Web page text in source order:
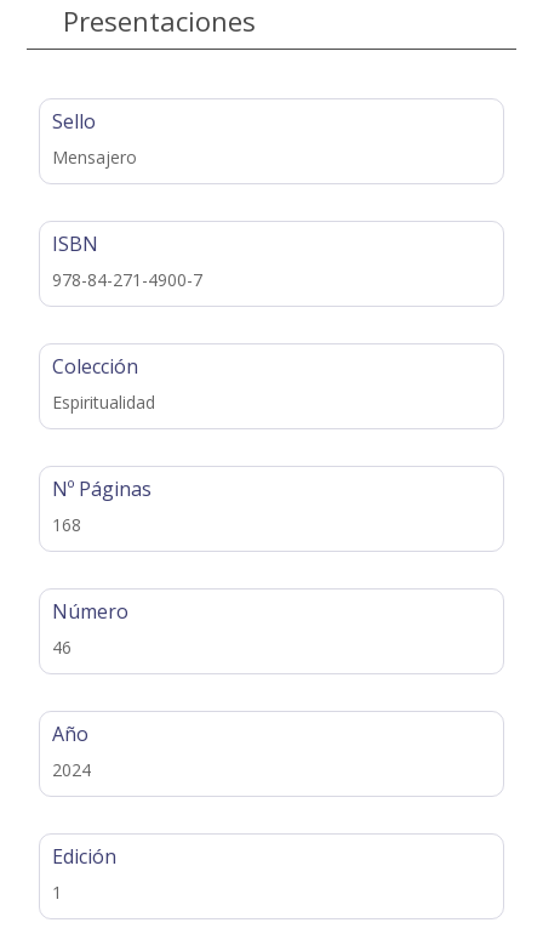
Presentaciones
Sello
Mensajero
ISBN
978-84-271-4900-7
Colección
Espiritualidad
Nº Páginas
168
Número
46
Año
2024
Edición
1